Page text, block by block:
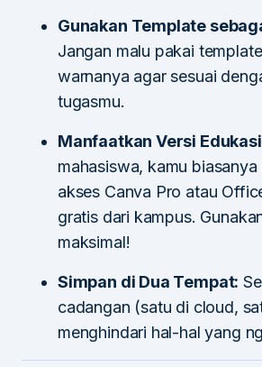
Gunakan Template
Jangan malu pakai
warnanya agar sesuai
tugasmu.
Manfaatkan Versi
mahasiswa, kamu
akses Canva Pro atau
gratis dari kampus.
maksimal!
Simpan di Dua Tempat:
cadangan (satu di cloud,
menghindari hal-hal yang